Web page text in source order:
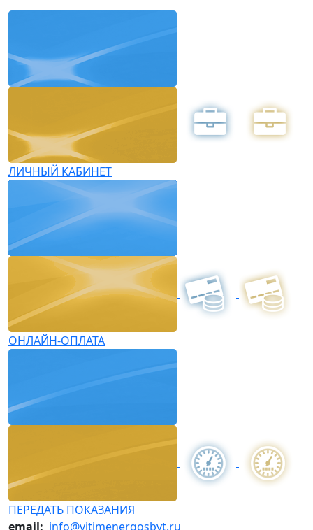
ЛИЧНЫЙ КАБИНЕТ
ОНЛАЙН-ОПЛАТА
ПЕРЕДАТЬ ПОКАЗАНИЯ
email: info@vitimenergosbyt.ru